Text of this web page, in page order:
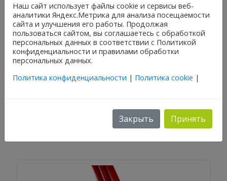
Трубки MVI толщ.9, диам.15 (2 метра) (синяя)
Наш сайт использует файлы cookie и сервисы веб-
аналитики Яндекс.Метрика для анализа посещаемости
сайта и улучшения его работы. Продолжая
пользоваться сайтом, вы соглашаетесь с обработкой
персональных данных в соответствии с Политикой
конфиденциальности и правилами обработки
персональных данных.
Политика конфиденциальности | Политика cookie |
Закрыть Принять